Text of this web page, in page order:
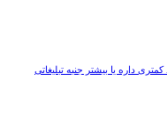
داره یا بیشتر جنبه تبلیغاتی